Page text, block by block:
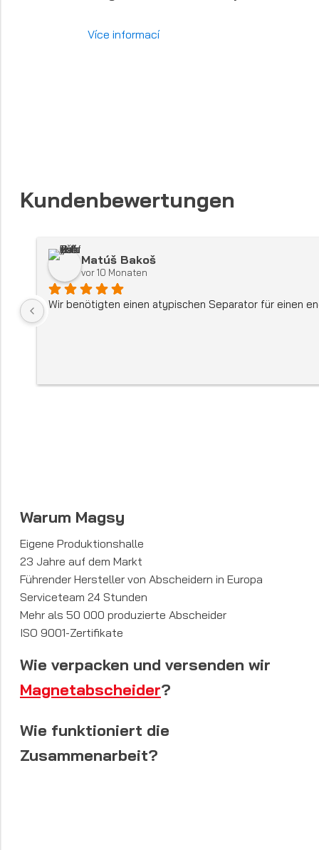
Více informací
Kundenbewertungen
Matúš Bakoš
vor 10 Monaten
Wir benötigten einen atypischen Separator für einen
Warum Magsy
Eigene Produktionshalle
23 Jahre auf dem Markt
Führender Hersteller von Abscheidern in Europa
Serviceteam 24 Stunden
Mehr als 50 000 produzierte Abscheider
ISO 9001-Zertifikate
Wie verpacken und versenden wir
Magnetabscheider?
Wie funktioniert die
Zusammenarbeit?